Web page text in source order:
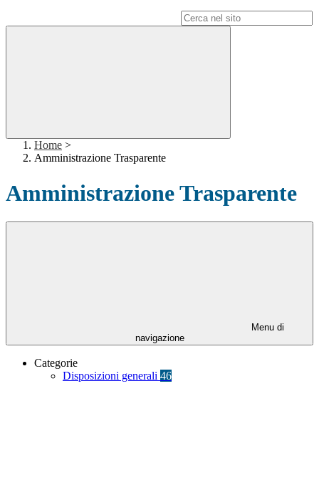
Home >
Amministrazione Trasparente
Amministrazione Trasparente
Menu di
navigazione
Categorie
Disposizioni generali 46